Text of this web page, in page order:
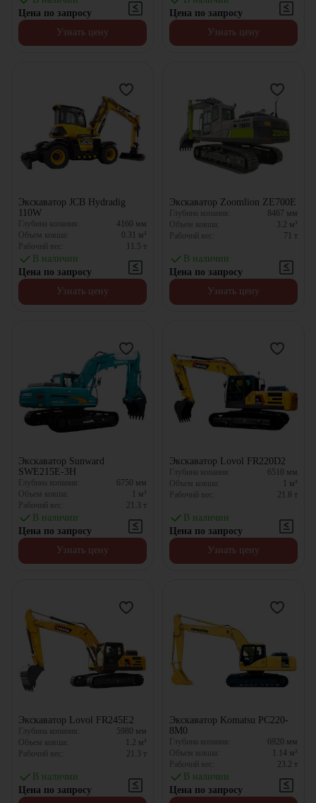
Цена по запросу
Узнать цену
Цена по запросу
Узнать цену
Экскаватор JCB Hydradig
110W
Глубина копания: 4160 мм
Объем ковша:
0.31 м³
Рабочий вес:
11.5 т
В наличии
Цена по запросу
Узнать цену
Экскаватор Zoomlion ZE700E
Глубина копания: 8467 мм
Объем ковша:
3.2 м³
Рабочий вес:
71 т
В наличии
Цена по запросу
Узнать цену
Экскаватор Sunward
SWE215E-3H
Глубина копания: 6750 мм
Объем ковша:
м³
Рабочий вес:
21.3 т
В наличии
Цена по запросу
Узнать цену
Экскаватор Lovol FR220D2
Глубина копания: 6510 мм
Объем ковша:
м³
Рабочий вес:
21.8 т
В наличии
Цена по запросу
Узнать цену
Экскаватор Lovol FR245E2
Глубина копания: 5980 мм
Объем ковша:
1.2 м³
Рабочий вес:
21.3 т
В наличии
Цена по запросу
Экскаватор Komatsu PC220-
8M0
Глубина копания: 6920 мм
Объем ковша:
1.14 м³
Рабочий вес:
23.2 т
В наличии
Цена по запросу